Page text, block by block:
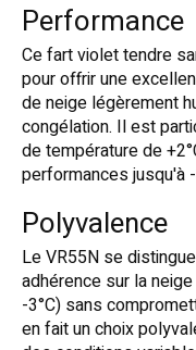
Performance
Ce fart violet tendre
pour offrir une
de neige légèrement
congélation. Il est
de température de
performances jusqu'à
Polyvalence
Le VR55N se
adhérence sur la
-3°C) sans
en fait un choix